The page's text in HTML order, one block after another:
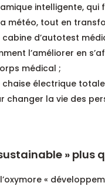
intelligente, qui
météo, tout en
cabine d’autotest
l’améliorer en
médical ;
chaise électrique
changer la vie des
sustainable » plus
«